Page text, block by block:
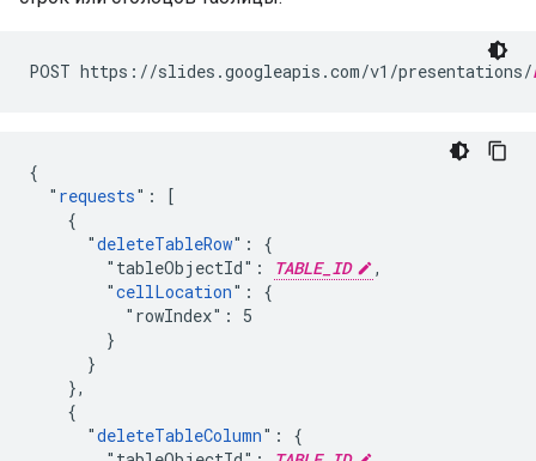
POST https://slides.googleapis.com/v1/presentations/
{
  "
requests": [
    {
      "
deleteTableRow": {
        "tableObjectId":
TABLE_ID
,
        "
cellLocation": {
          "rowIndex": 5
        }
      }
    },
    {
      "
deleteTableColumn": {